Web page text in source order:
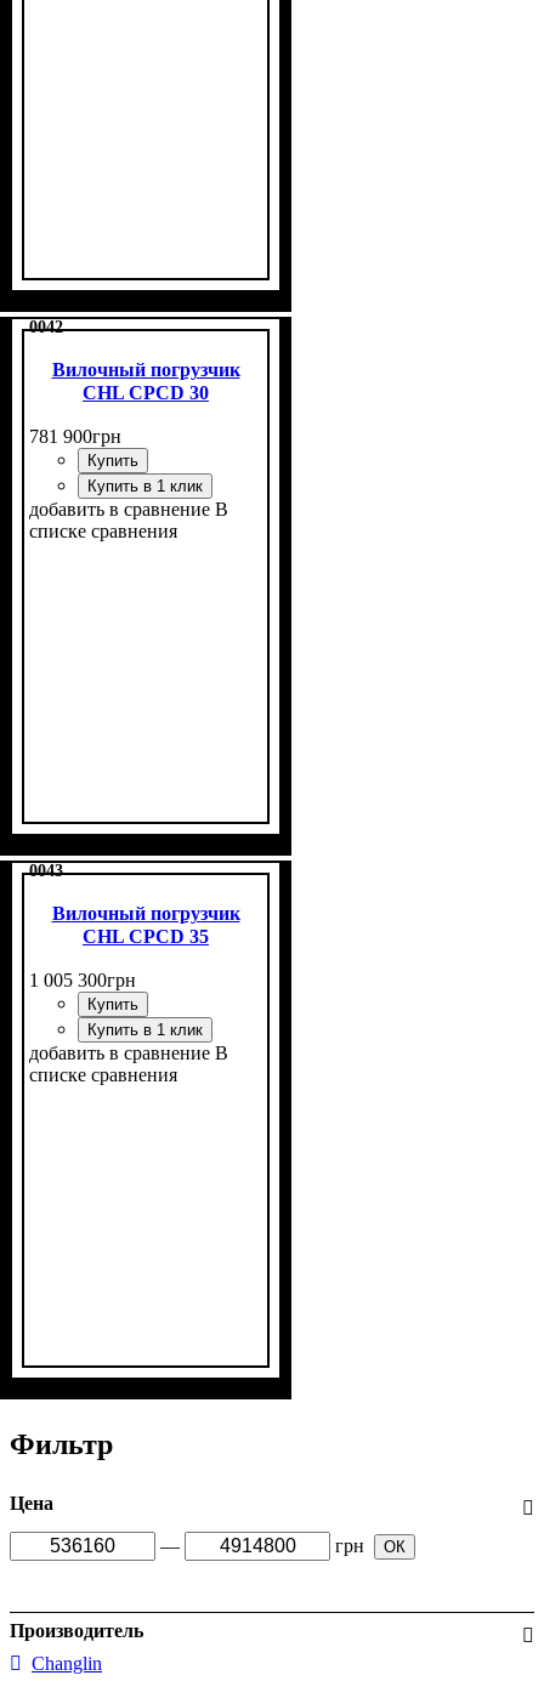
0042
Вилочный погрузчик
CHL CPCD 30
781 900грн
Купить
Купить в 1 клик
добавить в сравнение В
списке сравнения
0043
Вилочный погрузчик
CHL CPCD 35
1 005 300грн
Купить
Купить в 1 клик
добавить в сравнение В
списке сравнения
Фильтр
Цена
— грн ОК
Производитель
Changlin